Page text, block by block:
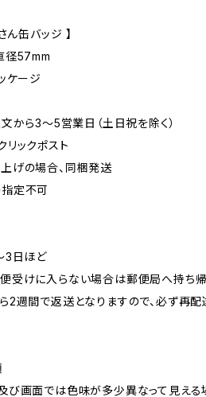
ん缶バッジ 】
径57mm
ケージ
文から3〜5営業日（土日祝を除く）
リックポスト
げの場合、同梱発送
定不可
3日ほど
受けに入らない場合は郵便局へ持ち帰
2週間で返送となりますので、必ず再
び画面では色味が多少異なって見える